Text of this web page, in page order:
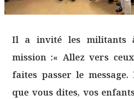
Il a invité les militants
mission :« Allez vers
faites passer le message.
que vous dites, vos